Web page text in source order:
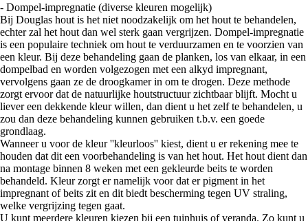
- Dompel-impregnatie (diverse kleuren mogelijk)
Bij Douglas hout is het niet noodzakelijk om het hout te behandelen,
echter zal het hout dan wel sterk gaan vergrijzen. Dompel-impregnatie
is een populaire techniek om hout te verduurzamen en te voorzien van
een kleur. Bij deze behandeling gaan de planken, los van elkaar, in een
dompelbad en worden volgezogen met een alkyd impregnant,
vervolgens gaan ze de droogkamer in om te drogen. Deze methode
zorgt ervoor dat de natuurlijke houtstructuur zichtbaar blijft. Mocht u
liever een dekkende kleur willen, dan dient u het zelf te behandelen, u
zou dan deze behandeling kunnen gebruiken t.b.v. een goede
grondlaag.
Wanneer u voor de kleur ''kleurloos'' kiest, dient u er rekening mee te
houden dat dit een voorbehandeling is van het hout. Het hout dient dan
na montage binnen 8 weken met een gekleurde beits te worden
behandeld. Kleur zorgt er namelijk voor dat er pigment in het
impregnant of beits zit en dit biedt bescherming tegen UV straling,
welke vergrijzing tegen gaat.
U kunt meerdere kleuren kiezen bij een tuinhuis of veranda. Zo kunt u